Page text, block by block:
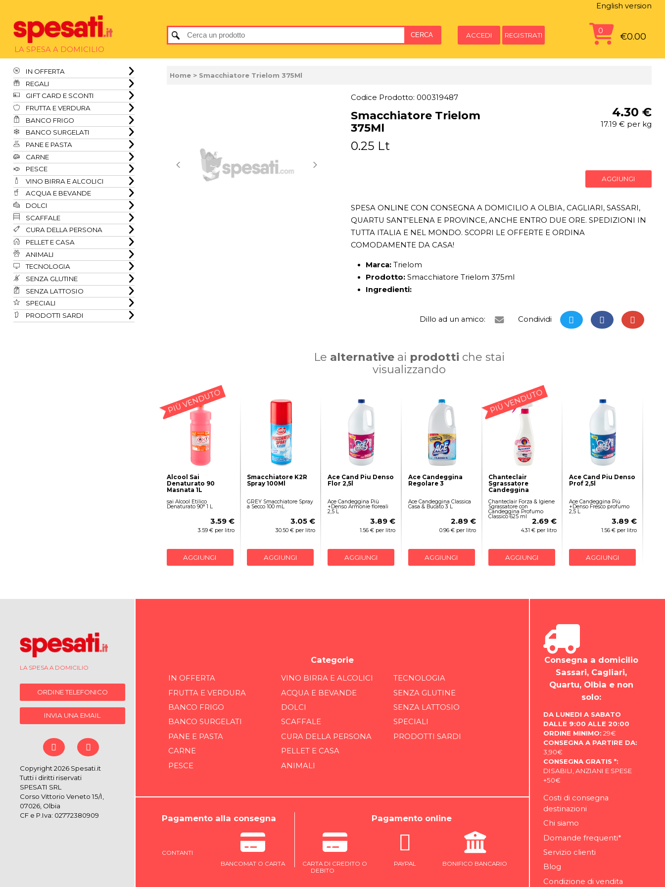
LA SPESA A DOMICILIO
English version
ACCEDI REGISTRATI
0
€0.00
IN OFFERTA
REGALI
GIFT CARD E SCONTI
FRUTTA E VERDURA
BANCO FRIGO
BANCO SURGELATI
PANE E PASTA
CARNE
PESCE
VINO BIRRA E ALCOLICI
ACQUA E BEVANDE
DOLCI
SCAFFALE
CURA DELLA PERSONA
PELLET E CASA
ANIMALI
TECNOLOGIA
SENZA GLUTINE
SENZA LATTOSIO
SPECIALI
PRODOTTI SARDI
Home > Smacchiatore Trielom 375Ml
Codice Prodotto: 000319487
Smacchiatore Trielom
375Ml
0.25 Lt
4.30 €
17.19 € per kg
AGGIUNGI
SPESA ONLINE CON CONSEGNA A DOMICILIO A OLBIA, CAGLIARI, SASSARI,
QUARTU SANT'ELENA E PROVINCE, ANCHE ENTRO DUE ORE. SPEDIZIONI IN
TUTTA ITALIA E NEL MONDO. SCOPRI LE OFFERTE E ORDINA
COMODAMENTE DA CASA!
Marca:Trielom
Prodotto:Smacchiatore Trielom 375ml
Ingredienti:
Dillo ad un amico: Condividi
Le alternativeai prodotti che stai
visualizzando
PIÙ VENDUTO
Alcool Sai
Denaturato 90
Masnata 1L
sai Alcool Etilico
Denaturato 90° 1 L
3.59 €
3.59 € per litro
AGGIUNGI
Smacchiatore K2R
Spray 100Ml
GREY Smacchiatore Spray
a Secco 100 mL
3.05 €
30.50 € per litro
AGGIUNGI
Ace Cand Piu Denso
Flor 2,5l
Ace Candeggina Più
+Denso Armonie floreali
2,5 L
3.89 €
1.56 € per litro
AGGIUNGI
Ace Candeggina
Regolare 3
Ace Candeggina Classica
Casa & Bucato 3 L
2.89 €
0.96 € per litro
AGGIUNGI
PIÙ VENDUTO
Chanteclair
Sgrassatore
Candeggina
Chanteclair Forza & Igiene
Sgrassatore con
Candeggina Profumo
Classico 625 ml
2.69 €
4.31 € per litro
AGGIUNGI
Ace Cand Piu Denso
Prof 2,5l
Ace Candeggina Più
+Denso Fresco profumo
2,5 L
3.89 €
1.56 € per litro
AGGIUNGI
LA SPESA A DOMICILIO
ORDINE TELEFONICO
INVIA UNA EMAIL
Copyright 2026 Spesati.it
Tutti i diritti riservati
SPESATI SRL
Corso Vittorio Veneto 15/I,
07026, Olbia
CF e P.Iva: 02772380909
Categorie
IN OFFERTA
FRUTTA E VERDURA
BANCO FRIGO
BANCO SURGELATI
PANE E PASTA
CARNE
PESCE
VINO BIRRA E ALCOLICI
ACQUA E BEVANDE
DOLCI
SCAFFALE
CURA DELLA PERSONA
PELLET E CASA
ANIMALI
TECNOLOGIA
SENZA GLUTINE
SENZA LATTOSIO
SPECIALI
PRODOTTI SARDI
Pagamento alla consegna
CONTANTI
BANCOMAT O CARTA
Pagamento online
CARTA DI CREDITO O
DEBITO
PAYPAL BONIFICO BANCARIO
Consegna a domicilio
Sassari, Cagliari,
Quartu, Olbia e non
solo:
DA LUNEDI A SABATO
DALLE 9:00 ALLE 20:00
ORDINE MINIMO: 29€
CONSEGNA A PARTIRE DA:
3,90€
CONSEGNA GRATIS *:
DISABILI, ANZIANI E SPESE
+50€
Costi di consegna
destinazioni
Chi siamo
Domande frequenti*
Servizio clienti
Blog
Condizione di vendita